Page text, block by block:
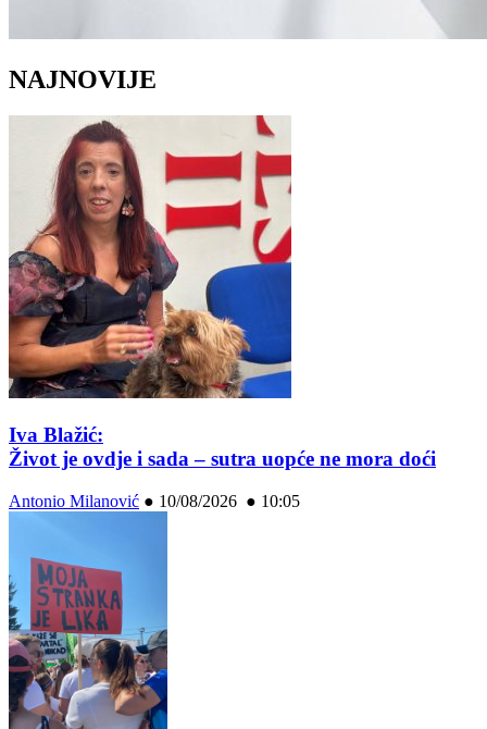
NAJNOVIJE
Iva Blažić:
Život je ovdje i sada – sutra uopće ne mora doći
Antonio Milanović ● 10/08/2026 ● 10:05